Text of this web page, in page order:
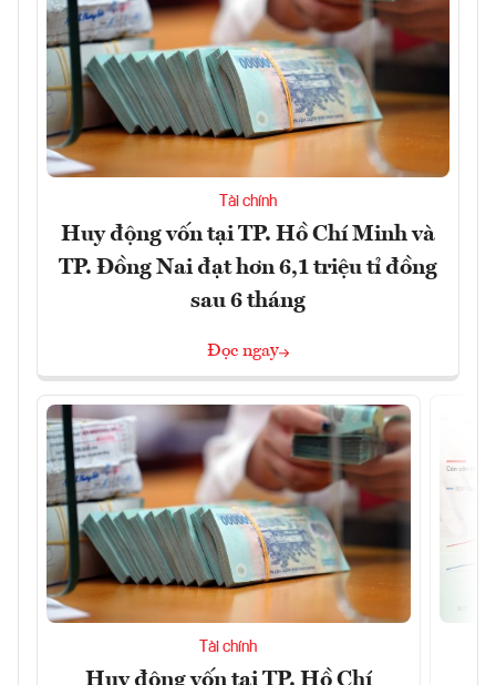
Tài chính
Huy động vốn tại TP. Hồ Chí Minh và
TP. Đồng Nai đạt hơn 6,1 triệu tỉ đồng
sau 6 tháng
Đọc ngay
Tài chính
Huy động vốn tại TP. Hồ Chí